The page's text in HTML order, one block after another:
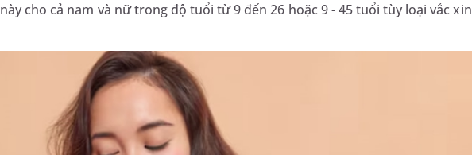
này cho cả nam và nữ trong độ tuổi từ 9 đến 26 hoặc 9 - 45 tuổi tùy loại vắc xin